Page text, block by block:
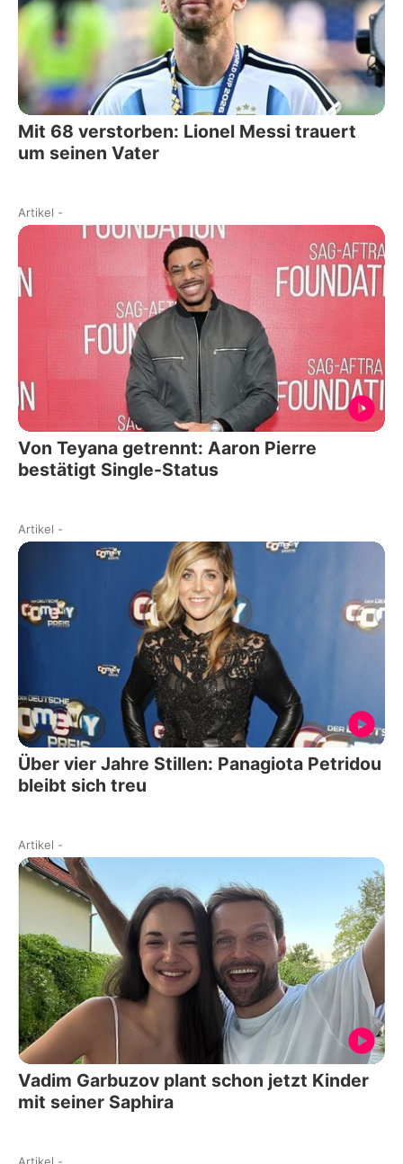
Mit 68 verstorben: Lionel Messi trauert
um seinen Vater
Artikel -
Von Teyana getrennt: Aaron Pierre
bestätigt Single-Status
Artikel -
Über vier Jahre Stillen: Panagiota Petridou
bleibt sich treu
Artikel -
Vadim Garbuzov plant schon jetzt Kinder
mit seiner Saphira